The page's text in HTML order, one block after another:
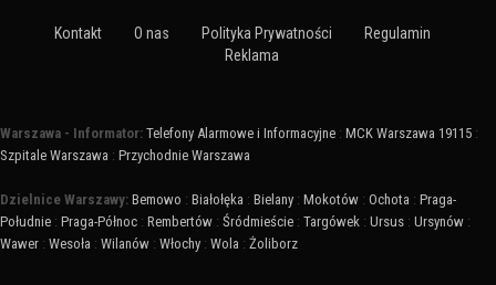
Kontakt O nas Polityka Prywatności
Regulamin
Reklama
Warszawa - Informator: Telefony Alarmowe i Informacyjne : MCK Warszawa 19115 :
Szpitale Warszawa : Przychodnie Warszawa
Dzielnice Warszawy: Bemowo : Białołęka : Bielany : Mokotów : Ochota : Praga-
Południe : Praga-Północ : Rembertów : Śródmieście : Targówek : Ursus : Ursynów :
Wawer : Wesoła : Wilanów : Włochy : Wola : Żoliborz